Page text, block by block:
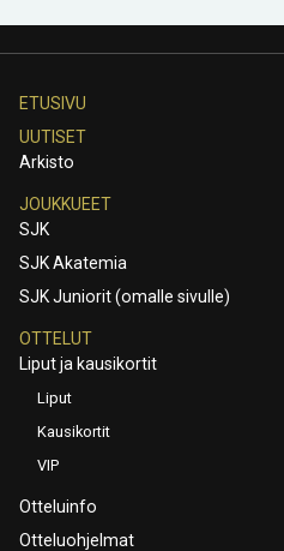
ETUSIVU
UUTISET
Arkisto
JOUKKUEET
SJK
SJK Akatemia
SJK Juniorit (omalle sivulle)
OTTELUT
Liput ja kausikortit
Liput
Kausikortit
VIP
Otteluinfo
Otteluohjelmat